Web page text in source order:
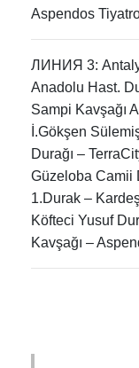
Aspendos
ЛИНИЯ 3:
Anadolu Hast.
Sampi Kavşağı
İ.Gökşen
Durağı –
Güzeloba Camii
1.Durak –
Köfteci Yusuf
Kavşağı –